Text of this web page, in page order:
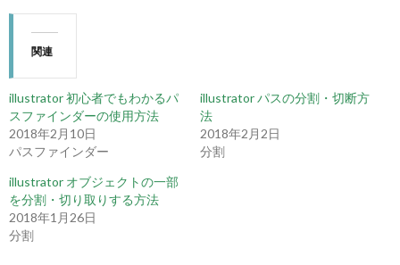
関連
illustrator 初心者でもわかるパ
スファインダーの使用方法
2018年2月10日
パスファインダー
illustrator パスの分割・切断方
法
2018年2月2日
分割
illustrator オブジェクトの一部
を分割・切り取りする方法
2018年1月26日
分割